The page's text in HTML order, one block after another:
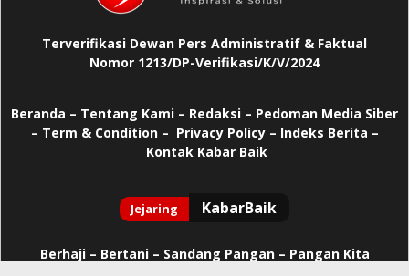
Terverifikasi Dewan Pers Administratif & Faktual
Nomor 1213/DP-Verifikasi/K/V/2024
Beranda – Tentang Kami – Redaksi – Pedoman Media Siber
– Term & Condition – Privacy Policy– Indeks Berita –
Kontak Kabar Baik
Berhaji– Bertani – Sandang Pangan – Pangan Kita